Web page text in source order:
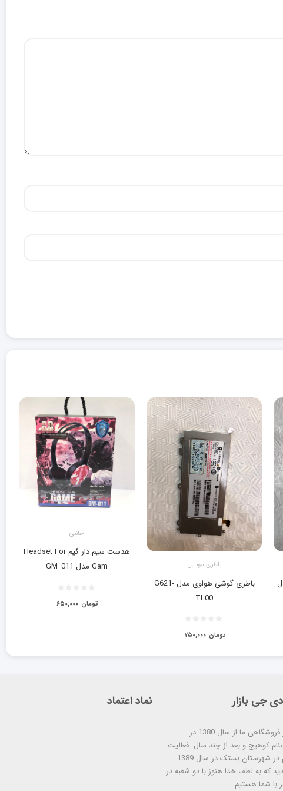
باطری موبایل
باطری گوشی هواوی مدل G621-
TL00
۷۵۰,۰۰۰ تومان
جانبی
هدست سیم دار گیم Headset For
Gam مدل GM_011
۶۵۰,۰۰۰ تومان
دی جی بازار
شروع کار فروشگاهی ما از سال 1380 در
کوهیج و بعد از چند سال فعالیت
شعبه دوم در شهرستان بستک در سال 1389
که به لطف خدا هنوز با دو شعبه در
با شما هستيم .
نماد اعتماد